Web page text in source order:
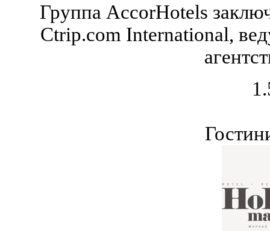
Группа AccorHotels
Ctrip.com International,